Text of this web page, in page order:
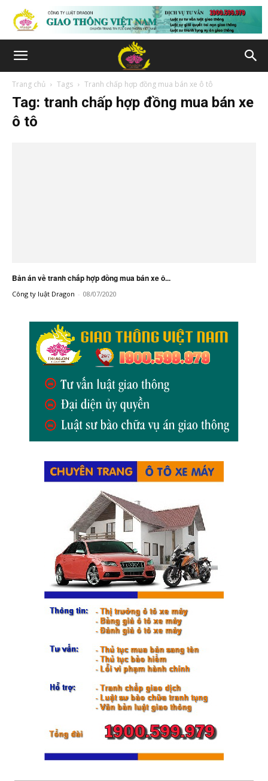
Trang chủ Tags Tranh chấp hợp đồng mua bán xe ô tô
Tag: tranh chấp hợp đồng mua bán xe
ô tô
Bản án về tranh chấp hợp đồng mua bán xe ô...
Công ty luật Dragon - 08/07/2020